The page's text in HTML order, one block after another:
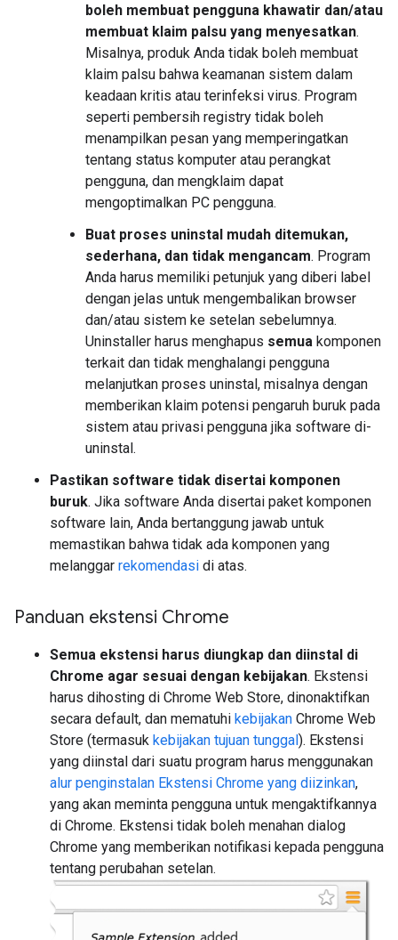
boleh membuat pengguna khawatir dan/atau
membuat klaim palsu yang menyesatkan.
Misalnya, produk Anda tidak boleh membuat
klaim palsu bahwa keamanan sistem dalam
keadaan kritis atau terinfeksi virus. Program
seperti pembersih registry tidak boleh
menampilkan pesan yang memperingatkan
tentang status komputer atau perangkat
pengguna, dan mengklaim dapat
mengoptimalkan PC pengguna.
Buat proses uninstal mudah ditemukan,
sederhana, dan tidak mengancam. Program
Anda harus memiliki petunjuk yang diberi label
dengan jelas untuk mengembalikan browser
dan/atau sistem ke setelan sebelumnya.
Uninstaller harus menghapus semua komponen
terkait dan tidak menghalangi pengguna
melanjutkan proses uninstal, misalnya dengan
memberikan klaim potensi pengaruh buruk pada
sistem atau privasi pengguna jika software di-
uninstal.
Pastikan software tidak disertai komponen
buruk. Jika software Anda disertai paket komponen
software lain, Anda bertanggung jawab untuk
memastikan bahwa tidak ada komponen yang
melanggar rekomendasi di atas.
Panduan ekstensi Chrome
Semua ekstensi harus diungkap dan diinstal di
Chrome agar sesuai dengan kebijakan. Ekstensi
harus dihosting di Chrome Web Store, dinonaktifkan
secara default, dan mematuhi kebijakan Chrome Web
Store (termasuk kebijakan tujuan tunggal). Ekstensi
yang diinstal dari suatu program harus menggunakan
alur penginstalan Ekstensi Chrome yang diizinkan,
yang akan meminta pengguna untuk mengaktifkannya
di Chrome. Ekstensi tidak boleh menahan dialog
Chrome yang memberikan notifikasi kepada pengguna
tentang perubahan setelan.